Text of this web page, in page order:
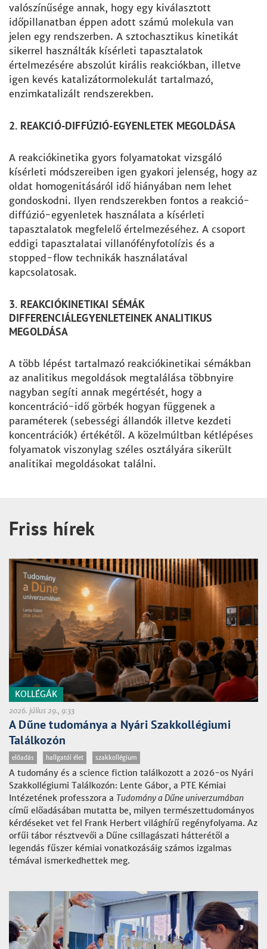
valószínűsége annak, hogy egy kiválasztott
időpillanatban éppen adott számú molekula van
jelen egy rendszerben. A sztochasztikus kinetikát
sikerrel használták kísérleti tapasztalatok
értelmezésére abszolút királis reakciókban, illetve
igen kevés katalizátormolekulát tartalmazó,
enzimkatalizált rendszerekben.
2. REAKCIÓ-DIFFÚZIÓ-EGYENLETEK MEGOLDÁSA
A reakciókinetika gyors folyamatokat vizsgáló
kísérleti módszereiben igen gyakori jelenség, hogy az
oldat homogenitásáról idő hiányában nem lehet
gondoskodni. Ilyen rendszerekben fontos a reakció-
diffúzió-egyenletek használata a kísérleti
tapasztalatok megfelelő értelmezéséhez. A csoport
eddigi tapasztalatai villanófényfotolízis és a
stopped-flow technikák használatával
kapcsolatosak.
3. REAKCIÓKINETIKAI SÉMÁK
DIFFERENCIÁLEGYENLETEINEK ANALITIKUS
MEGOLDÁSA
A több lépést tartalmazó reakciókinetikai sémákban
az analitikus megoldások megtalálása többnyire
nagyban segíti annak megértését, hogy a
koncentráció-idő görbék hogyan függenek a
paraméterek (sebességi állandók illetve kezdeti
koncentrációk) értékétől. A közelmúltban kétlépéses
folyamatok viszonylag széles osztályára sikerült
analitikai megoldásokat találni.
Friss hírek
KOLLÉGÁK
2026. július 29., 9:33
A Dűne tudománya a Nyári Szakkollégiumi
Találkozón
előadás hallgatói élet szakkollégium
A tudomány és a science fiction találkozott a 2026-os Nyári
Szakkollégiumi Találkozón: Lente Gábor, a PTE Kémiai
Intézetének professzora a Tudomány a Dűne univerzumában
című előadásában mutatta be, milyen természettudományos
kérdéseket vet fel Frank Herbert világhírű regényfolyama. Az
orfűi tábor résztvevői a Dűne csillagászati hátterétől a
legendás fűszer kémiai vonatkozásáig számos izgalmas
témával ismerkedhettek meg.